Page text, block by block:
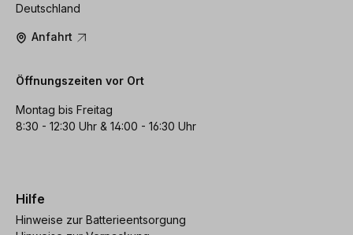
Deutschland
Anfahrt
Öffnungszeiten vor Ort
Montag bis Freitag
8:30 - 12:30 Uhr & 14:00 - 16:30 Uhr
Hilfe
Hinweise zur Batterieentsorgung